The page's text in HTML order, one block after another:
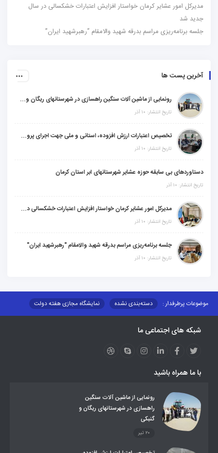
مدیرکل امور عشایر کرمان خواستار افزایش اعتبارات خشکسالی در سال
جدید شد
جلسه برنامه‌ریزی مراسم بدرقه شهید والامقام “رهبرشهید ایران”
آخرین پست ها
رونمایی از ماشین آلات سنگین راهسازی در شهرستانهای ریگان و گنبکی
تاریخ انتشار: ۱۰ آذر
تخصیص اعتبارات ارزش افزوده، استانی و ملی جهت اجرای پروژه‌های عمرانی در شهرستان گنبکی
تاریخ انتشار: ۱۰ آذر
دستاوردهای بی سابقه حوزه عشایر شهرستانهای ابر استان کرمان
تاریخ انتشار: ۱۰ آذر
مدیرکل امور عشایر کرمان خواستار افزایش اعتبارات خشکسالی در سال جدید شد
تاریخ انتشار: ۱۰ آذر
جلسه برنامه‌ریزی مراسم بدرقه شهید والامقام "رهبرشهید ایران"
تاریخ انتشار: ۱۰ آذر
موضوعات پرطرفدار : دسته‌بندی نشده
نمایشگاه مجازی هفته دولت
مزایدات و مناقصات
محتوای کانون توسعه
عملکردها
عشایر استان
طرح و برنامه
روند ساماندهی عشایر داوطلب اسکان
تشکیلات اداری
شبکه های اجتماعی ما
با ما همراه باشید
رونمایی از ماشین آلات سنگین
راهسازی در شهرستانهای ریگان و
گنبکی
۲۰ تیر